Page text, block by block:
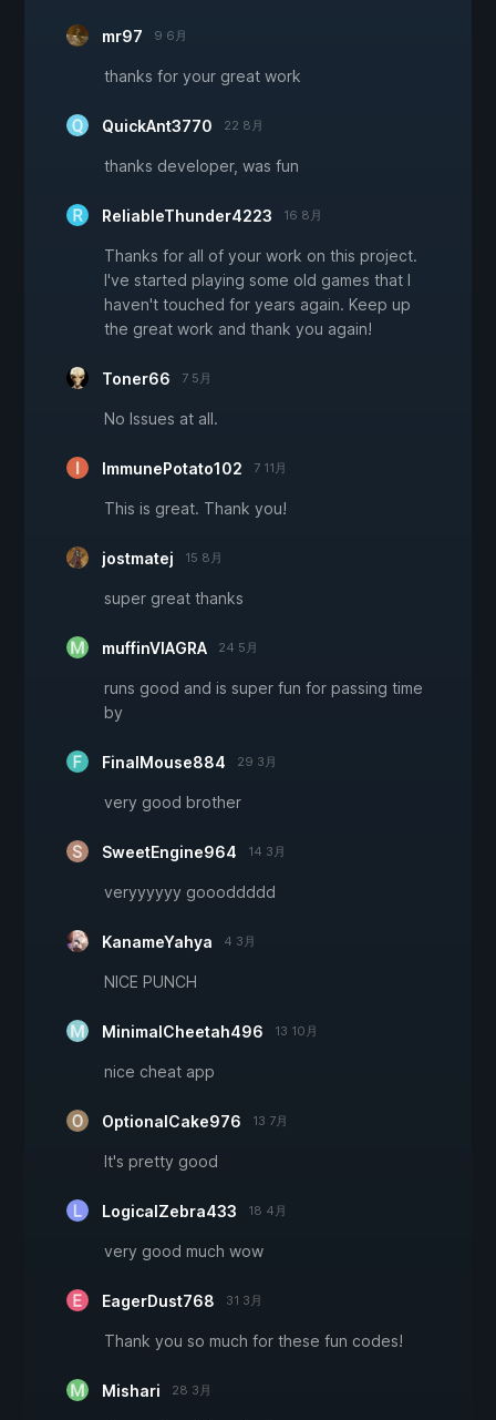
mr97 9 6月
thanks for your great work
QuickAnt3770 22 8月
thanks developer, was fun
ReliableThunder4223 16 8月
Thanks for all of your work on this project.
I've started playing some old games that I
haven't touched for years again. Keep up
the great work and thank you again!
Toner66 7 5月
No Issues at all.
ImmunePotato102 7 11月
This is great. Thank you!
jostmatej 15 8月
super great thanks
muffinVIAGRA 24 5月
runs good and is super fun for passing time
by
FinalMouse884 29 3月
very good brother
SweetEngine964 14 3月
veryyyyyy goooddddd
KanameYahya 4 3月
NICE PUNCH
MinimalCheetah496 13 10月
nice cheat app
OptionalCake976 13 7月
It's pretty good
LogicalZebra433 18 4月
very good much wow
EagerDust768 31 3月
Thank you so much for these fun codes!
Mishari 28 3月